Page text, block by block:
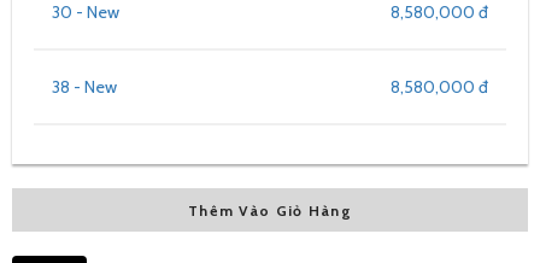
8,580,000 đ
30 - New
8,580,000 đ
38 - New
Thêm Vào Giỏ Hàng